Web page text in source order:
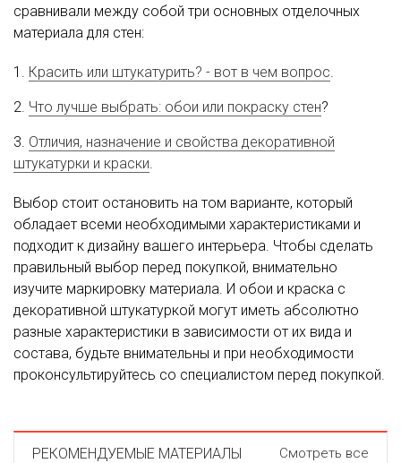
сравнивали между собой три основных отделочных
материала для стен:
Красить или штукатурить? - вот в чем вопрос.
Что лучше выбрать: обои или покраску стен?
Отличия, назначение и свойства декоративной
штукатурки и краски.
Выбор стоит остановить на том варианте, который
обладает всеми необходимыми характеристиками и
подходит к дизайну вашего интерьера. Чтобы сделать
правильный выбор перед покупкой, внимательно
изучите маркировку материала. И обои и краска с
декоративной штукатуркой могут иметь абсолютно
разные характеристики в зависимости от их вида и
состава, будьте внимательны и при необходимости
проконсультируйтесь со специалистом перед покупкой.
РЕКОМЕНДУЕМЫЕ МАТЕРИАЛЫ Смотреть все